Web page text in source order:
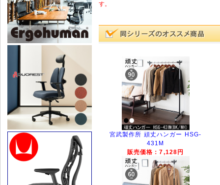
す。
宮武製作所 頑丈ハンガー HSG-
431M
販売価格：7,128円